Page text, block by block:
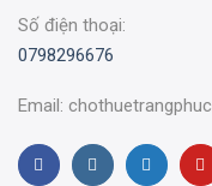
Số điện thoại:
0798296676
Email: